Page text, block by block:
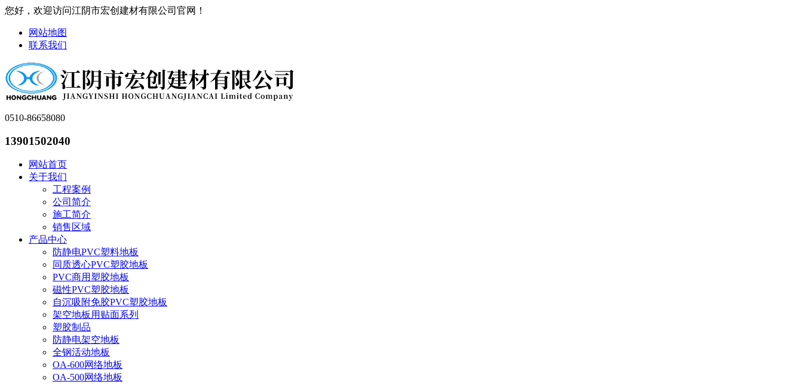
您好，欢迎访问江阴市宏创建材有限公司官网！
网站地图
联系我们
0510-86658080
13901502040
网站首页
关于我们
工程案例
公司简介
施工简介
销售区域
产品中心
防静电PVC塑料地板
同质透心PVC塑胶地板
PVC商用塑胶地板
磁性PVC塑胶地板
自沉吸附免胶PVC塑胶地板
架空地板用贴面系列
塑胶制品
防静电架空地板
全钢活动地板
OA-600网络地板
OA-500网络地板